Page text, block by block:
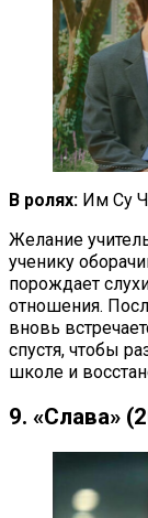
В ролях: Им Су
Желание
ученику
порождает
отношения.
вновь
спустя, чтобы
школе и
9. «Слава»